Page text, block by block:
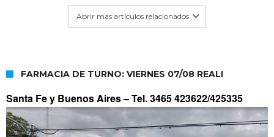
Abrir mas artículos relacionados
FARMACIA DE TURNO: VIERNES 07/08 REALI
Santa Fe y Buenos Aires –Tel. 3465 423622/425335